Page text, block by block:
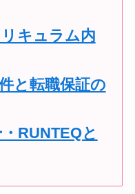
キュラム内
と転職保証の
RUNTEQと